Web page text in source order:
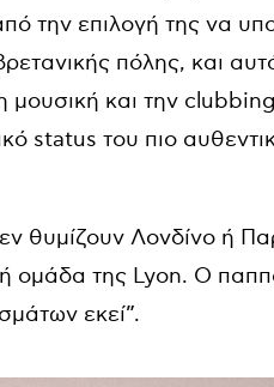
την επιλογή της να
πόλης, και
μουσική και την
status του πιο
θυμίζουν Λονδίνο ή
ομάδα της Lyon. Ο
εκεί”.